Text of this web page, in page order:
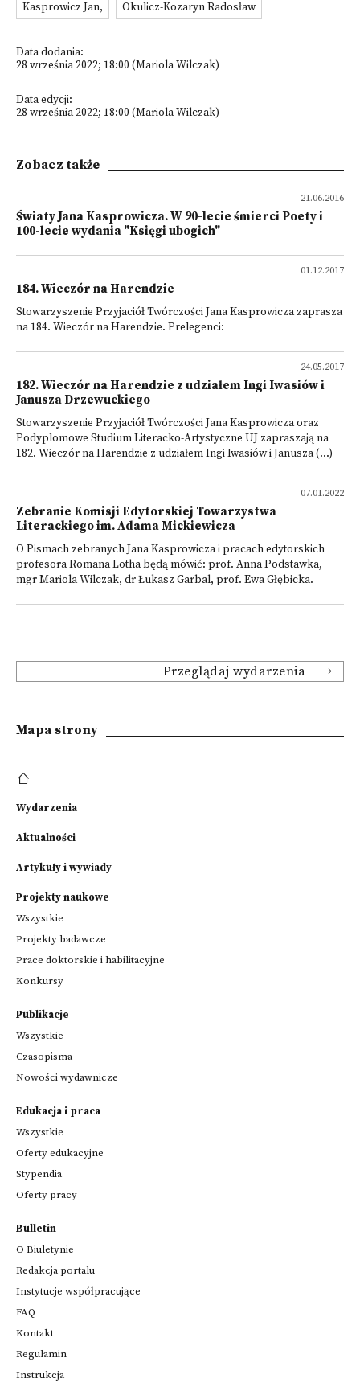
Kasprowicz Jan,
Okulicz-Kozaryn Radosław
Data dodania:
28 września 2022; 18:00 (Mariola Wilczak)
Data edycji:
28 września 2022; 18:00 (Mariola Wilczak)
Zobacz także
21.06.2016
Światy Jana Kasprowicza. W 90-lecie śmierci Poety i
100-lecie wydania "Księgi ubogich"
01.12.2017
184. Wieczór na Harendzie
Stowarzyszenie Przyjaciół Twórczości Jana Kasprowicza zaprasza
na 184. Wieczór na Harendzie. Prelegenci:
24.05.2017
182. Wieczór na Harendzie z udziałem Ingi Iwasiów i
Janusza Drzewuckiego
Stowarzyszenie Przyjaciół Twórczości Jana Kasprowicza oraz
Podyplomowe Studium Literacko-Artystyczne UJ zapraszają na
182. Wieczór na Harendzie z udziałem Ingi Iwasiów i Janusza (...)
07.01.2022
Zebranie Komisji Edytorskiej Towarzystwa
Literackiego im. Adama Mickiewicza
O Pismach zebranych Jana Kasprowicza i pracach edytorskich
profesora Romana Lotha będą mówić: prof. Anna Podstawka,
mgr Mariola Wilczak, dr Łukasz Garbal, prof. Ewa Głębicka.
Przeglądaj wydarzenia
Mapa strony
Wydarzenia
Aktualności
Artykuły i wywiady
Projekty naukowe
Wszystkie
Projekty badawcze
Prace doktorskie i habilitacyjne
Konkursy
Publikacje
Wszystkie
Czasopisma
Nowości wydawnicze
Edukacja i praca
Wszystkie
Oferty edukacyjne
Stypendia
Oferty pracy
Bulletin
O Biuletynie
Redakcja portalu
Instytucje współpracujące
FAQ
Kontakt
Regulamin
Instrukcja